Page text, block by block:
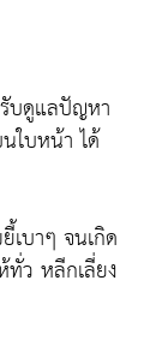
บดูแลปัญหา
ใบหน้า ได้
บาๆ จนเกิด
ว หลีกเลี่ยง